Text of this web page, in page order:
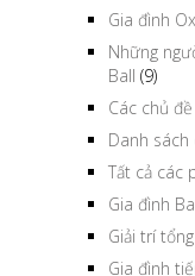
Gia đình
Những
Ball (9)
Các chủ
Danh sách
Tất cả các
Gia đình
Giải trí
Gia đình